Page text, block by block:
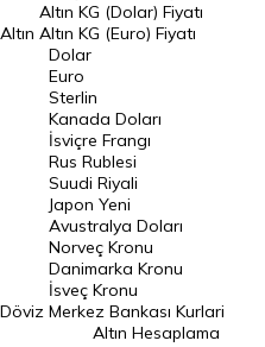
Dolar Kuru
Euro Kuru
Pound Kuru
Frank Kuru
Riyal Kuru
Avustralya Doları
Danimarka Kronu Kuru
Kanada Doları Kuru
Norveç Kronu Kuru
Altın
Altın KG (Dolar) Fiyatı
Altın KG (Euro) Fiyatı
Döviz
Dolar
Euro
Sterlin
Kanada Doları
İsviçre Frangı
Rus Rublesi
Suudi Riyali
Japon Yeni
Avustralya Doları
Norveç Kronu
Danimarka Kronu
İsveç Kronu
Merkez Bankası Kurlari
Altın Hesaplama